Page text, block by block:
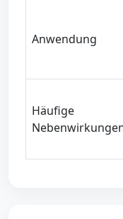
Anwendung
Häufige